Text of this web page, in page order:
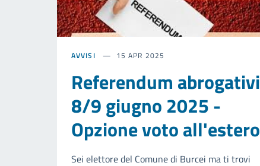
AVVISI 15 APR 2025
Referendum abrogativi
8/9 giugno 2025 -
Opzione voto all'estero
Sei elettore del Comune di Burcei ma ti trovi